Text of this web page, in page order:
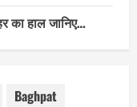
का हाल जानिए…
Baghpat